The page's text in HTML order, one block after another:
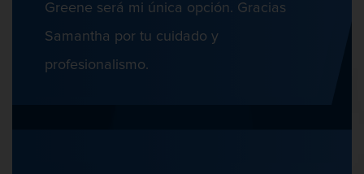
Violación de la libertad condicional
Greene será mi única opción. Gracias
Samantha por tu cuidado y
profesionalismo.